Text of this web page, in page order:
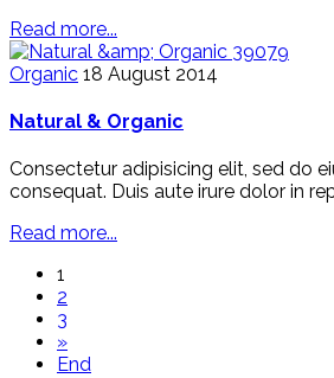
Read more...
39079
Organic 18 August 2014
Natural & Organic
Consectetur adipisicing elit, sed do
consequat. Duis aute irure dolor in
Read more...
1
2
3
»
End